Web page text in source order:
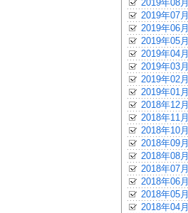
2019年08月
2019年07月
2019年06月
2019年05月
2019年04月
2019年03月
2019年02月
2019年01月
2018年12月
2018年11月
2018年10月
2018年09月
2018年08月
2018年07月
2018年06月
2018年05月
2018年04月